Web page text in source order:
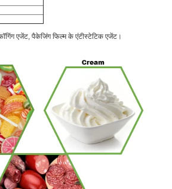
एजेंट, पैकेजिंग फिल्म के एंटीस्टेटिक एजेंट।